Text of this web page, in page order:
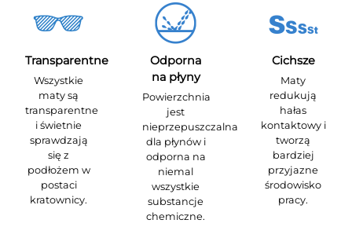
Transparentne
Wszystkie
maty są
transparentne
i świetnie
sprawdzają
się z
podłożem w
postaci
kratownicy.
Odporna
na płyny
Powierzchnia
jest
nieprzepuszczalna
dla płynów i
odporna na
niemal
wszystkie
substancje
chemiczne.
Cichsze
Maty
redukują
hałas
kontaktowy i
tworzą
bardziej
przyjazne
środowisko
pracy.